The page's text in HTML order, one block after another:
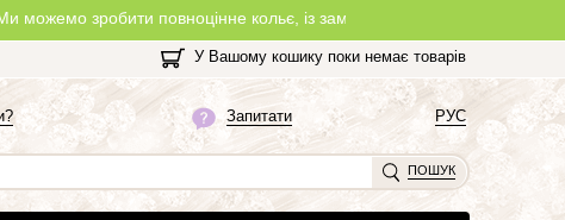
повноцінне кольє, із замочком, з будь-якої нитки, яку Ви оберете на
У Вашому кошику поки немає товарів
Запитати РУС
ПОШУК